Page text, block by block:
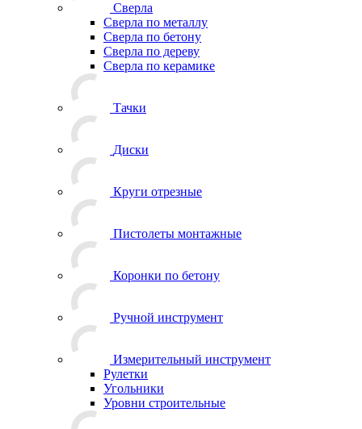
Сверла
Сверла по металлу
Сверла по бетону
Сверла по дереву
Сверла по керамике
Тачки
Диски
Круги отрезные
Пистолеты монтажные
Коронки по бетону
Ручной инструмент
Измерительный инструмент
Рулетки
Угольники
Уровни строительные